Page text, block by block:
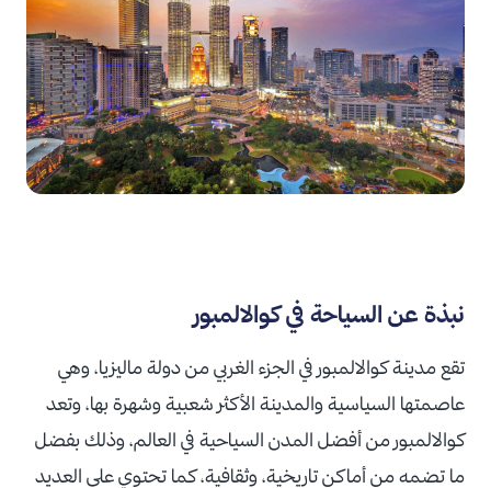
نبذة عن السياحة في كوالالمبور
تقع مدينة كوالالمبور في الجزء الغربي من دولة ماليزيا، وهي
عاصمتها السياسية والمدينة الأكثر شعبية وشهرة بها، وتعد
كوالالمبور من أفضل المدن السياحية في العالم، وذلك بفضل
ما تضمه من أماكن تاريخية، وثقافية، كما تحتوي على العديد